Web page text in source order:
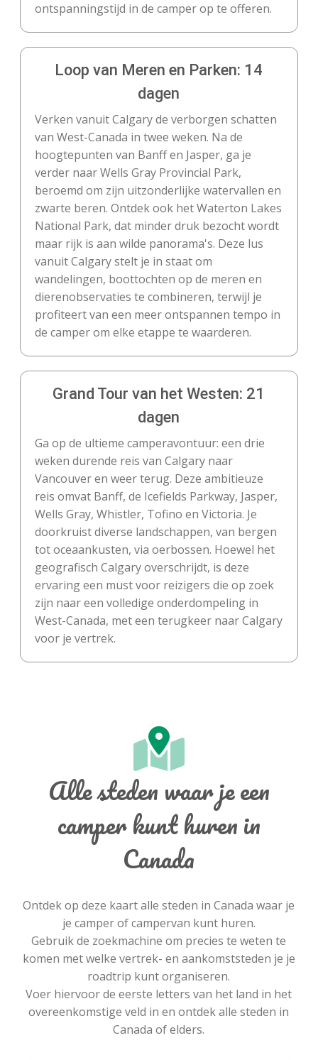
ontspanningstijd in de camper op te offeren.
Loop van Meren en Parken: 14
dagen
Verken vanuit Calgary de verborgen schatten
van West-Canada in twee weken. Na de
hoogtepunten van Banff en Jasper, ga je
verder naar Wells Gray Provincial Park,
beroemd om zijn uitzonderlijke watervallen en
zwarte beren. Ontdek ook het Waterton Lakes
National Park, dat minder druk bezocht wordt
maar rijk is aan wilde panorama's. Deze lus
vanuit Calgary stelt je in staat om
wandelingen, boottochten op de meren en
dierenobservaties te combineren, terwijl je
profiteert van een meer ontspannen tempo in
de camper om elke etappe te waarderen.
Grand Tour van het Westen: 21
dagen
Ga op de ultieme camperavontuur: een drie
weken durende reis van Calgary naar
Vancouver en weer terug. Deze ambitieuze
reis omvat Banff, de Icefields Parkway, Jasper,
Wells Gray, Whistler, Tofino en Victoria. Je
doorkruist diverse landschappen, van bergen
tot oceaankusten, via oerbossen. Hoewel het
geografisch Calgary overschrijdt, is deze
ervaring een must voor reizigers die op zoek
zijn naar een volledige onderdompeling in
West-Canada, met een terugkeer naar Calgary
voor je vertrek.
Alle steden waar je een
camper kunt huren in
Canada
Ontdek op deze kaart alle steden in Canada waar je
je camper of campervan kunt huren.
Gebruik de zoekmachine om precies te weten te
komen met welke vertrek- en aankomststeden je je
roadtrip kunt organiseren.
Voer hiervoor de eerste letters van het land in het
overeenkomstige veld in en ontdek alle steden in
Canada of elders.